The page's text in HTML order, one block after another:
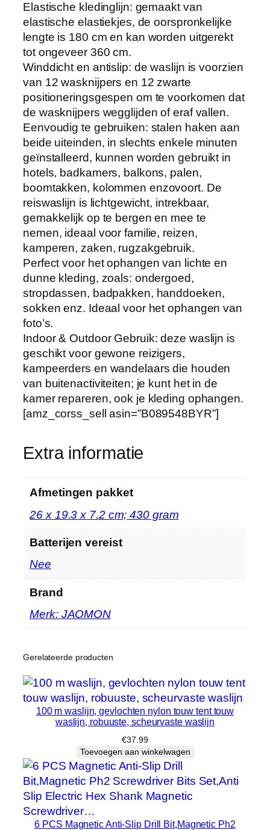
t
h
a
n
g
e
n
d
e
t
o
u
w
v
e
r
s
t
e
l
b
a
r
e
w
a
s
d
a
a
d
m
e
2
h
e
v
h
e
i
d
Elastische kledinglijn: gemaakt van
elastische elastiekjes, de oorspronkelijke
lengte is 180 cm en kan worden uitgerekt
tot ongeveer 360 cm.
Winddicht en antislip: de waslijn is voorzien
van 12 wasknijpers en 12 zwarte
positioneringsgespen om te voorkomen dat
de wasknijpers wegglijden of eraf vallen.
Eenvoudig te gebruiken: stalen haken aan
beide uiteinden, in slechts enkele minuten
geïnstalleerd, kunnen worden gebruikt in
hotels, badkamers, balkons, palen,
boomtakken, kolommen enzovoort. De
reiswaslijn is lichtgewicht, intrekbaar,
gemakkelijk op te bergen en mee te
nemen, ideaal voor familie, reizen,
kamperen, zaken, rugzakgebruik.
Perfect voor het ophangen van lichte en
dunne kleding, zoals: ondergoed,
stropdassen, badpakken, handdoeken,
sokken enz. Ideaal voor het ophangen van
foto’s.
Indoor & Outdoor Gebruik: deze waslijn is
geschikt voor gewone reizigers,
kampeerders en wandelaars die houden
van buitenactiviteiten; je kunt het in de
kamer repareren, ook je kleding ophangen.
[amz_corss_sell asin=”B089548BYR”]
Extra informatie
Afmetingen pakket
‎26 x 19.3 x 7.2 cm; 430 gram
Batterijen vereist
‎Nee
Brand
Merk: JAOMON
Gerelateerde producten
100 m waslijn, gevlochten nylon touw tent touw
waslijn, robuuste, scheurvaste waslijn
€37.99
Toevoegen aan winkelwagen
6 PCS Magnetic Anti-Slip Drill Bit,Magnetic Ph2